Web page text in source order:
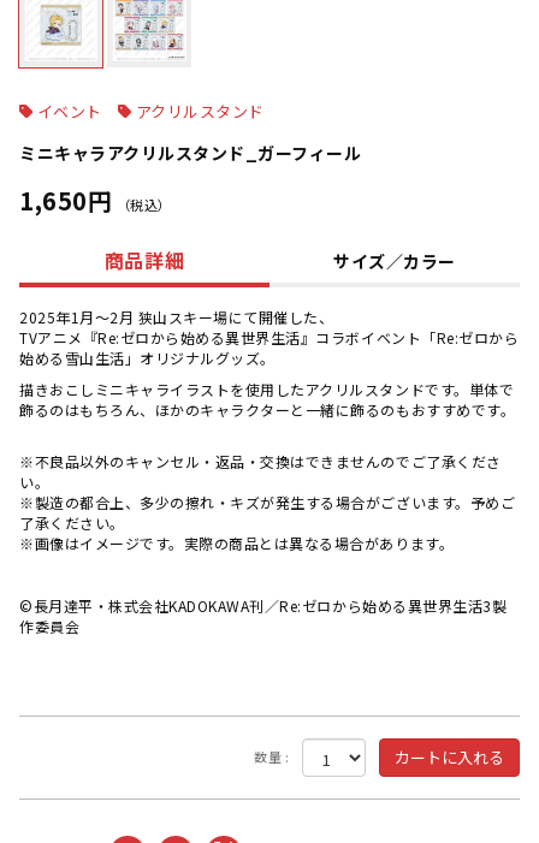
イベント アクリルスタンド
ミニキャラアクリルスタンド_ガーフィール
1,650円 （税込）
商品詳細 サイズ／カラー
2025年1月～2月 狭山スキー場にて開催した、
TVアニメ『Re:ゼロから始める異世界生活』コラボイベント「Re:ゼロから
始める雪山生活」オリジナルグッズ。
描きおこしミニキャライラストを使用したアクリルスタンドです。単体で
飾るのはもちろん、ほかのキャラクターと一緒に飾るのもおすすめです。
※不良品以外のキャンセル・返品・交換はできませんのでご了承くださ
い。
※製造の都合上、多少の擦れ・キズが発生する場合がございます。予めご
了承ください。
※画像はイメージです。実際の商品とは異なる場合があります。
©長月達平・株式会社KADOKAWA刊／Re:ゼロから始める異世界生活3製
作委員会
数量 :